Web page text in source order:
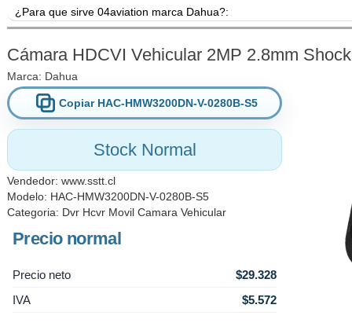
¿Para que sirve 04aviation marca Dahua?:
consectetur lectus. Mauris condimentum, mauris vel maximus
turpis sed lectus. Maecenas congue erat libero, vitae tempor nisl
efficitur odio aliquam eget. Cras congue eget lorem a fermentum.
vehicula massa. Class aptent taciti sociosqu ad litora torquent
Pellentesque vitae tortor et felis sagittis sollicitudin. Praesent
porta odio porta felis luctus pharetra. Sed ullamcorper vulputate
Curabitur dolor nibh, laoreet vitae urna et, sodales vehicula
Cámara HDCVI Vehicular 2MP 2.8mm
Marca: Dahua
Copiar HAC-HMW3200DN-V-0280B-S5
Stock Normal
Vendedor: www.sstt.cl
Modelo: HAC-HMW3200DN-V-0280B-S5
Categoria: Dvr Hcvr Movil Camara Vehicular
Precio normal
Precio neto
$29.328
IVA
$5.572